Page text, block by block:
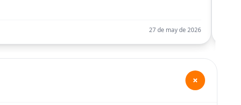
27 de may de 2026
+